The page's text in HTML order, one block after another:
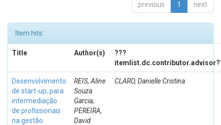
previous 1 next
Item hits:
Title Author(s)
???
Desenvolvimento
de start-up, para
intermediação
de profissionais
na gestão
REIS, Aline
Souza
Garcia;
PEREIRA,
David
CLARO, Danielle Cristina